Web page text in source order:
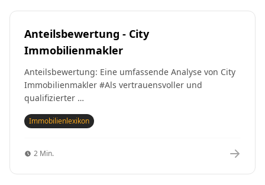
Anteilsbewertung - City
Immobilienmakler
Anteilsbewertung: Eine umfassende Analyse von City
Immobilienmakler #Als vertrauensvoller und
qualifizierter …
Immobilienlexikon
2 Min.